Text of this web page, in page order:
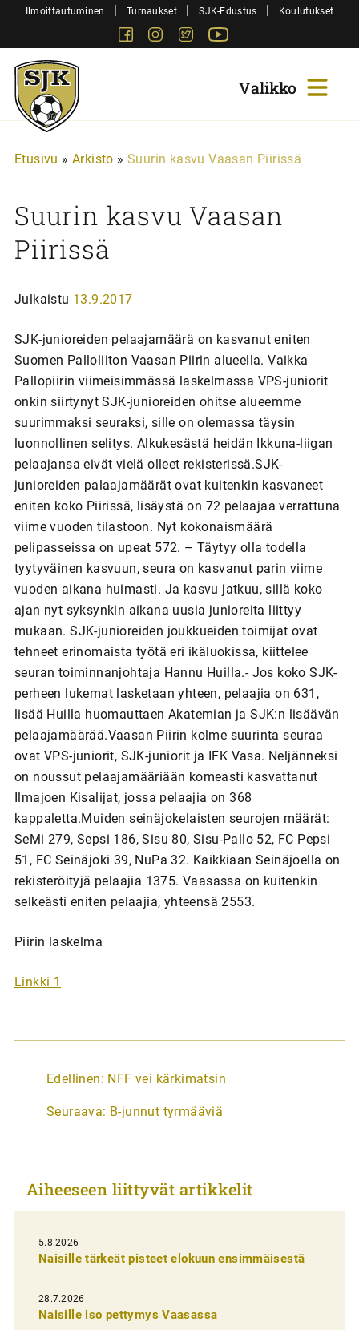
SiirryIlmoittautuminen | Turnaukset | SJK-Edustus | Koulutukset
FacebookInstagram
Twitter
Sjk-
Juniorit
Etusivu » Arkisto » Suurin kasvu Vaasan Piirissä
Suurin kasvu Vaasan
Piirissä
Julkaistu 13.9.2017
SJK-junioreiden pelaajamäärä on kasvanut eniten
Suomen Palloliiton Vaasan Piirin alueella. Vaikka
Pallopiirin viimeisimmässä laskelmassa VPS-juniorit
onkin siirtynyt SJK-junioreiden ohitse alueemme
suurimmaksi seuraksi, sille on olemassa täysin
luonnollinen selitys. Alkukesästä heidän Ikkuna-liigan
pelaajansa eivät vielä olleet rekisterissä.SJK-
junioreiden palaajamäärät ovat kuitenkin kasvaneet
eniten koko Piirissä, lisäystä on 72 pelaajaa verrattuna
viime vuoden tilastoon. Nyt kokonaismäärä
pelipasseissa on upeat 572. – Täytyy olla todella
tyytyväinen kasvuun, seura on kasvanut parin viime
vuoden aikana huimasti. Ja kasvu jatkuu, sillä koko
ajan nyt syksynkin aikana uusia junioreita liittyy
mukaan. SJK-junioreiden joukkueiden toimijat ovat
tehneet erinomaista työtä eri ikäluokissa, kiittelee
seuran toiminnanjohtaja Hannu Huilla.- Jos koko SJK-
perheen lukemat lasketaan yhteen, pelaajia on 631,
lisää Huilla huomauttaen Akatemian ja SJK:n lisäävän
pelaajamäärää.Vaasan Piirin kolme suurinta seuraa
ovat VPS-juniorit, SJK-juniorit ja IFK Vasa. Neljänneksi
on noussut pelaajamääriään komeasti kasvattanut
Ilmajoen Kisalijat, jossa pelaajia on 368
kappaletta.Muiden seinäjokelaisten seurojen määrät:
SeMi 279, Sepsi 186, Sisu 80, Sisu-Pallo 52, FC Pepsi
51, FC Seinäjoki 39, NuPa 32. Kaikkiaan Seinäjoella on
rekisteröityjä pelaajia 1375. Vaasassa on kuitenkin
selkeästi eniten pelaajia, yhteensä 2553.
Piirin laskelma
Linkki 1
A
t
k
e
l
i
e
n
Edellinen: NFF vei kärkimatsin
Seuraava: B-junnut tyrmääviä
Aiheeseen liittyvät artikkelit
5.8.2026
Naisille tärkeät pisteet elokuun ensimmäisestä
28.7.2026
Naisille iso pettymys Vaasassa